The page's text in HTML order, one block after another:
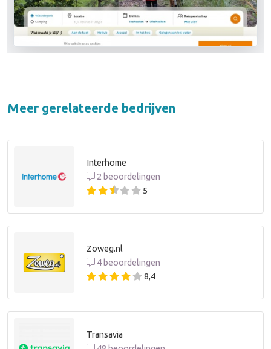
Meer gerelateerde bedrijven
Interhome
2 beoordelingen
5
Zoweg.nl
4 beoordelingen
8,4
Transavia